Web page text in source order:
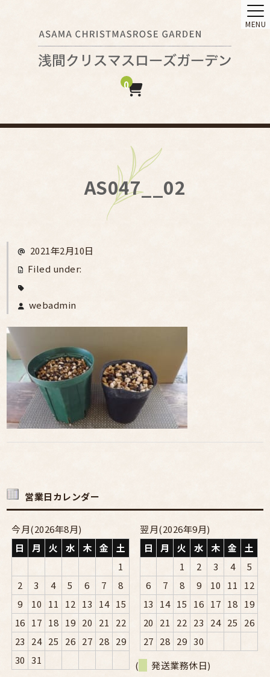
0
MENU
AS047__02
2021年2月10日
Filed under:
webadmin
営業日カレンダー
今月(2026年8月)
日
月 火 水 木 金
土
1
2
3 4 5 6 7
8
9
10 11 12 13 14 15
16 17 18 19 20 21
22
23
24 25 26 27 28 29
30 31
翌月(2026年9月)
日
月 火 水 木 金
土
1
2 3 4
5
6
7 8 9 10 11
12
13
14 15 16 17 18 19
20
21 22 23 24 25
26
27 28 29 30
(
発送業務休日)